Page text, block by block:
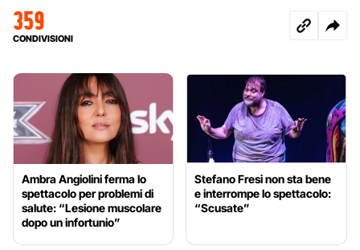
359
CONDIVISIONI
Ambra Angiolini ferma lo
spettacolo per problemi di
salute: “Lesione muscolare
dopo un infortunio”
Stefano Fresi non sta bene
e interrompe lo spettacolo:
“Scusate”